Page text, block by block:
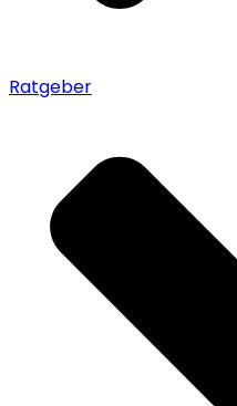
Ratgeber